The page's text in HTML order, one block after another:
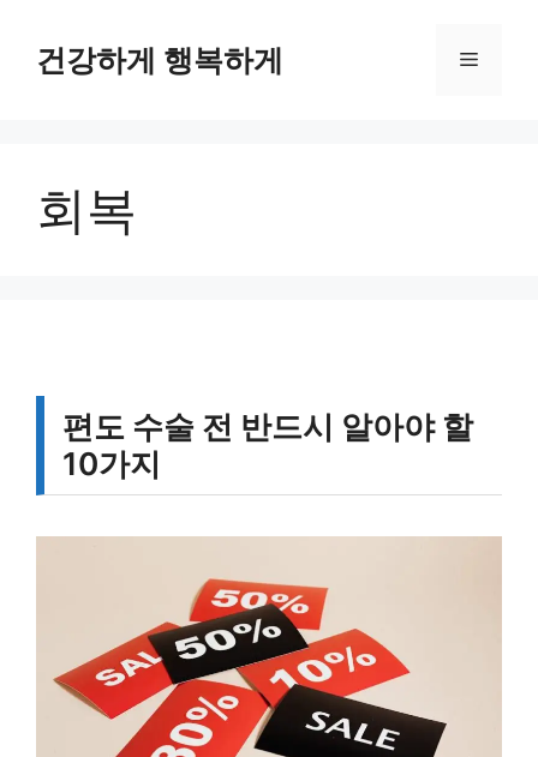
건강하게 행복하게 메
회복
편도 수술 전 반드시 알아야 할
10가지